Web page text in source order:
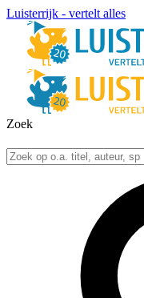
Luisterrijk - vertelt alles
Zoek